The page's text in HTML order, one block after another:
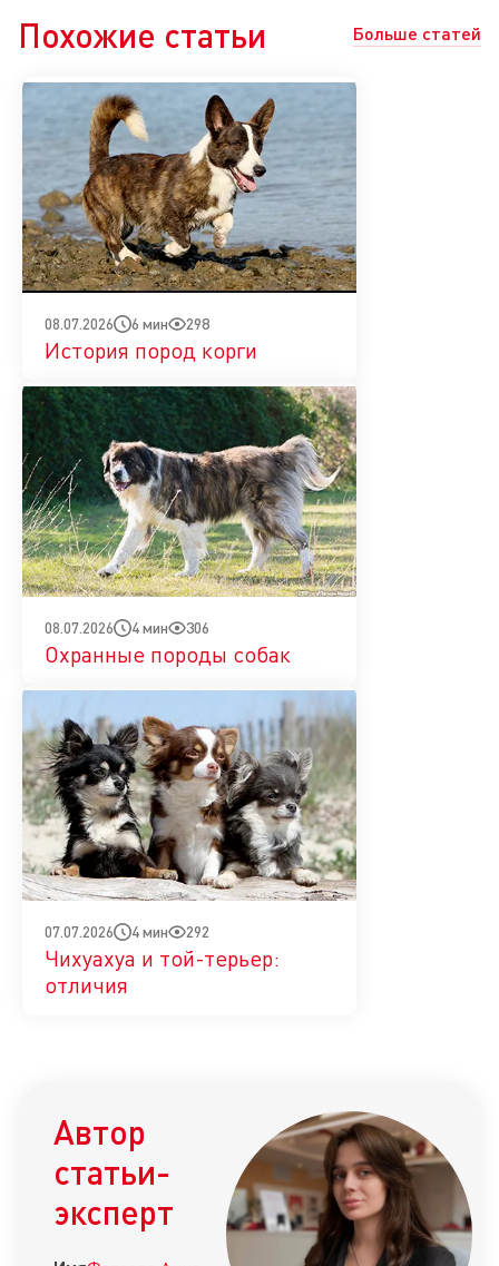
Похожие статьи Больше статей
08.07.2026 6 мин 298
История пород корги
08.07.2026 4 мин 306
Охранные породы собак
07.07.2026 4 мин 292
Чихуахуа и той-терьер:
отличия
Автор
статьи-
эксперт